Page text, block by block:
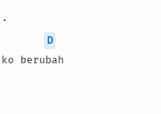
D
berubah